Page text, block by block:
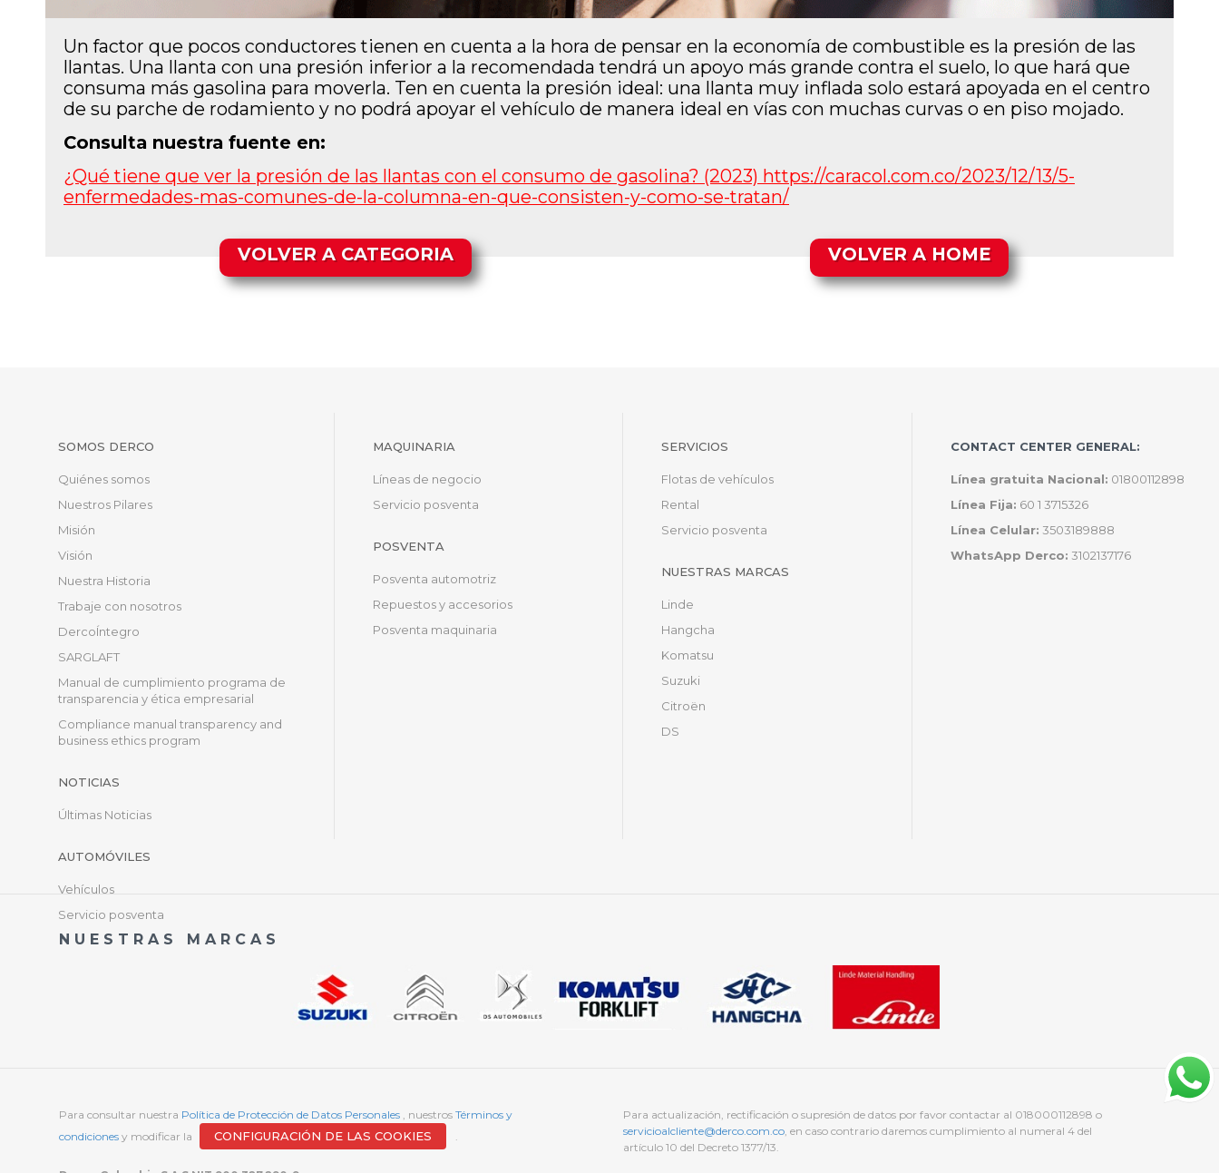
Un factor que pocos conductores tienen en cuenta a la hora de pensar en la economía de combustible es la presión de las
llantas. Una llanta con una presión inferior a la recomendada tendrá un apoyo más grande contra el suelo, lo que hará que
consuma más gasolina para moverla. Ten en cuenta la presión ideal: una llanta muy inflada solo estará apoyada en el centro
de su parche de rodamiento y no podrá apoyar el vehículo de manera ideal en vías con muchas curvas o en piso mojado.
Consulta nuestra fuente en:
¿Qué tiene que ver la presión de las llantas con el consumo de gasolina? (2023) https://caracol.com.co/2023/12/13/5-
enfermedades-mas-comunes-de-la-columna-en-que-consisten-y-como-se-tratan/
VOLVER A CATEGORIA VOLVER A HOME
SOMOS DERCO
Quiénes somos
Nuestros Pilares
Misión
Visión
Nuestra Historia
Trabaje con nosotros
DercoÍntegro
SARGLAFT
Manual de cumplimiento programa de
transparencia y ética empresarial
Compliance manual transparency and
business ethics program
NOTICIAS
Últimas Noticias
AUTOMÓVILES
Vehículos
Servicio posventa
MAQUINARIA
Líneas de negocio
Servicio posventa
POSVENTA
Posventa automotriz
Repuestos y accesorios
Posventa maquinaria
SERVICIOS
Flotas de vehículos
Rental
Servicio posventa
NUESTRAS MARCAS
Linde
Hangcha
Komatsu
Suzuki
Citroën
DS
CONTACT CENTER GENERAL:
Línea gratuita Nacional: 01800112898
Línea Fija: 60 1 3715326
Línea Celular: 3503189888
WhatsApp Derco: 3102137176
NUESTRAS MARCAS
Para consultar nuestra Política de Protección de Datos Personales , nuestros Términos y
condiciones y modificar la CONFIGURACIÓN DE LAS COOKIES
Para actualización, rectificación o supresión de datos por favor contactar al 018000112898 o
servicioalcliente@derco.com.co , en caso contrario daremos cumplimiento al numeral 4 del
artículo 10 del Decreto 1377/13.